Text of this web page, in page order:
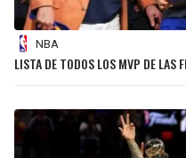
NBA
LISTA DE TODOS LOS MVP DE LAS